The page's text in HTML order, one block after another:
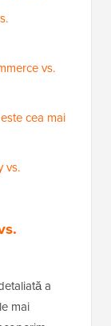
vs.
cea mai
vs.
a
mai